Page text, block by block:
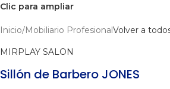
Clic para ampliar
Inicio/Mobiliario Profesional Volver a
MIRPLAY SALON
Sillón de Barbero JONES